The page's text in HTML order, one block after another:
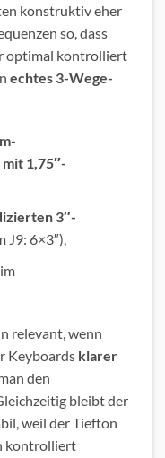
konstruktiv eher
so, dass
optimal kontrolliert
echtes 3-Wege-
1,75″-
3″-
J9: 6×3″),
relevant, wenn
Keyboards klarer
den
bleibt der
weil der Tiefton
kontrolliert